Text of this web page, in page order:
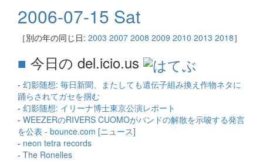
2006-07-15 Sat
［別の年の同じ日: 2003 2007 2008 2009 2010 2013 2018］
■ 今日の del.icio.us
- 幻影随想: 毎日新聞、またしても遺伝子組み換え作物ネタに
踊らされてガセを掴む
- 幻影随想: イリーナ博士東京公演レポート
- WEEZERのRIVERS CUOMOがバンドの解散を示唆する発言
を公表 - bounce.com [ニュース]
- neon tetra records
- The Ronelles